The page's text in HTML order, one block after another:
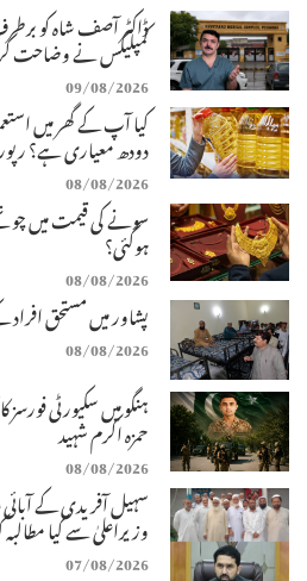
ڈاکٹر آصف شاہ کو
کمپلیکس نے وضاحت
09/08/2026
کیا آپ کے گھر میں
دودھ معیاری ہے؟
08/08/2026
سونے کی قیمت میں
ہوگئی؟
08/08/2026
پشاور میں مستحق
08/08/2026
حمزہ اکرم شہید
08/08/2026
سہیل آفریدی کے
وزیراعلیٰ سے کیا مطالبہ
07/08/2026